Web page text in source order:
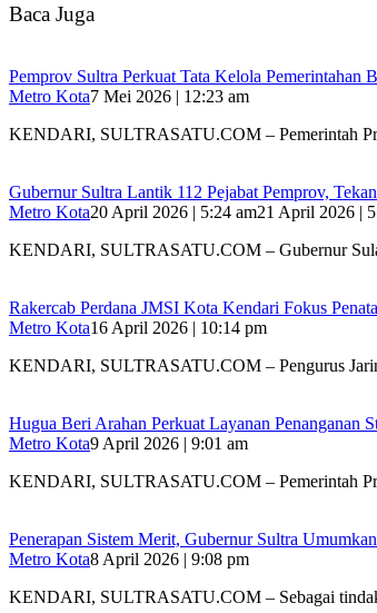
Baca Juga
Pemprov Sultra Perkuat Tata Kelola
Metro Kota7 Mei 2026 | 12:23 am
KENDARI, SULTRASATU.COM – Pemerintah
Gubernur Sultra Lantik 112 Pejabat Pemprov,
Metro Kota20 April 2026 | 5:24 am21 April 2026 |
KENDARI, SULTRASATU.COM – Gubernur
Rakercab Perdana JMSI Kota Kendari Fokus
Metro Kota16 April 2026 | 10:14 pm
KENDARI, SULTRASATU.COM – Pengurus
Hugua Beri Arahan Perkuat Layanan Penanganan
Metro Kota9 April 2026 | 9:01 am
KENDARI, SULTRASATU.COM – Pemerintah
Penerapan Sistem Merit, Gubernur Sultra
Metro Kota8 April 2026 | 9:08 pm
KENDARI, SULTRASATU.COM – Sebagai